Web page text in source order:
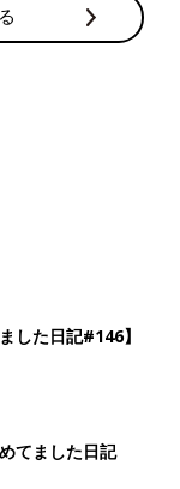
した日記#146】
てました日記